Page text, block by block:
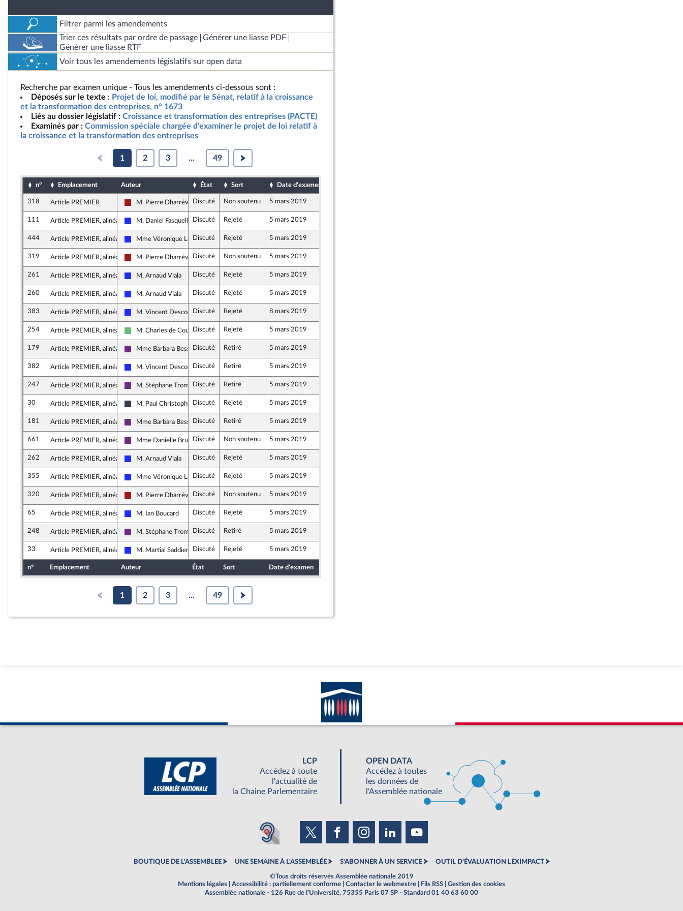
Filtrer parmi les amendements
Trier ces résultats par ordre de passage
Générer une liasse PDF
Générer une liasse RTF
Voir tous les amendements législatifs sur open data
Recherche par examen unique - Tous les amendements ci-dessous sont :
Déposés sur le texte : Projet de loi, modifié par le Sénat, relatif à la croissance
et la transformation des entreprises, n° 1673
Liés au dossier législatif : Croissance et transformation des entreprises (PACTE)
Examinés par : Commission spéciale chargée d'examiner le projet de loi relatif à
la croissance et la transformation des entreprises
1 2 3 ... 49
n° Emplacement Auteur État Sort Date d'examen
318 Article PREMIER
Gauche démocrate et républicaine
M. Pierre DharrévilleDiscuté Non soutenu 5 mars 2019
111 Article PREMIER, alinéa 8
Les Républicains
M. Daniel Fasquelle Discuté Rejeté 5 mars 2019
444 Article PREMIER, alinéa 8
Les Républicains
Mme Véronique Louwagie
Discuté Rejeté 5 mars 2019
319 Article PREMIER, alinéa 9
Gauche démocrate et républicaine
M. Pierre DharrévilleDiscuté Non soutenu 5 mars 2019
261 Article PREMIER, alinéa 9
Les Républicains
M. Arnaud Viala Discuté Rejeté 5 mars 2019
260 Article PREMIER, alinéa 9
Les Républicains
M. Arnaud Viala Discuté Rejeté 5 mars 2019
383 Article PREMIER, alinéa 9
Les Républicains
M. Vincent DescoeurDiscuté Rejeté 8 mars 2019
254 Article PREMIER, alinéa 9
Libertés et Territoires
M. Charles de CoursonDiscuté Rejeté 5 mars 2019
179 Article PREMIER, alinéa 9
La République en Marche
Mme Barbara Bessot Ballot
Discuté Retiré 5 mars 2019
382 Article PREMIER, alinéa 9
Les Républicains
M. Vincent DescoeurDiscuté Retiré 5 mars 2019
247 Article PREMIER, alinéa 9
La République en Marche
M. Stéphane TrompilleDiscuté Retiré 5 mars 2019
30 Article PREMIER, alinéa 9
UDI, Agir et Indépendants
M. Paul Christophe Discuté Rejeté 5 mars 2019
181 Article PREMIER, alinéa 9
La République en Marche
Mme Barbara Bessot Ballot
Discuté Retiré 5 mars 2019
661 Article PREMIER, alinéa 9
La République en Marche
Mme Danielle BruleboisDiscuté Non soutenu 5 mars 2019
262 Article PREMIER, alinéa 11
Les Républicains
M. Arnaud Viala Discuté Rejeté 5 mars 2019
355 Article PREMIER, alinéa 11
Les Républicains
Mme Véronique Louwagie
Discuté Rejeté 5 mars 2019
320 Article PREMIER, alinéa 11
Gauche démocrate et républicaine
M. Pierre DharrévilleDiscuté Non soutenu 5 mars 2019
65 Article PREMIER, alinéa 11
Les Républicains
M. Ian Boucard Discuté Rejeté 5 mars 2019
248 Article PREMIER, alinéa 11
La République en Marche
M. Stéphane TrompilleDiscuté Retiré 5 mars 2019
33 Article PREMIER, alinéa 13
Les Républicains
M. Martial Saddier Discuté Rejeté 5 mars 2019
n° Emplacement Auteur État Sort Date d'examen
1 2 3 ... 49
LCP
Accédez à toute
l'actualité de
la Chaine Parlementaire
OPEN DATA
Accédez à toutes
les données de
l'Assemblée nationale
BOUTIQUE DE L'ASSEMBLEE UNE SEMAINE À L'ASSEMBLÉE S'ABONNER À UN SERVICE OUTIL D'ÉVALUATION LEXIMPACT
©Tous droits réservés Assemblée nationale 2019
Mentions légales
Accessibilité : partiellement conforme Contacter le webmestre Fils RSS
Gestion des cookies
Assemblée nationale - 126 Rue de l'Université, 75355 Paris 07 SP - Standard 01 40 63 60 00